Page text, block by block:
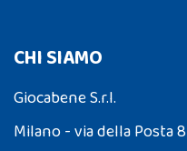
CHI SIAMO
Giocabene S.r.l.
Milano - via della Posta 8